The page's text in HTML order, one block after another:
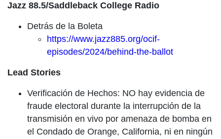
Jazz 88.5/Saddleback College Radio
Detrás de la Boleta
https://www.jazz885.org/ocif-
episodes/2024/behind-the-ballot
Lead Stories
Verificación de Hechos: NO hay evidencia de
fraude electoral durante la interrupción de la
transmisión en vivo por amenaza de bomba en
el Condado de Orange, California, ni en ningún